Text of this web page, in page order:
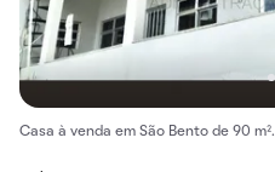
Casa à venda em São Bento de 90 m².